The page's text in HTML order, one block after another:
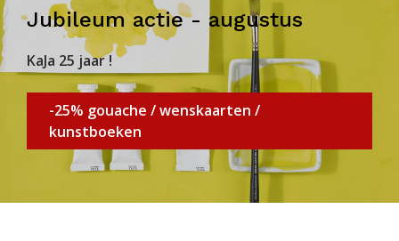
Jubileum actie - augustus
KaJa 25 jaar !
-25% gouache / wenskaarten /
kunstboeken